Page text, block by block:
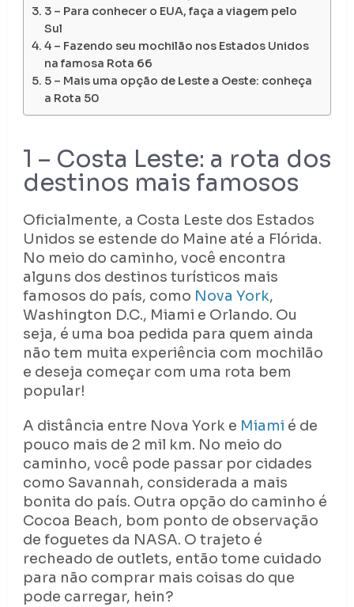
3 – Para conhecer o EUA, faça a viagem pelo
Sul
4 – Fazendo seu mochilão nos Estados Unidos
na famosa Rota 66
5 – Mais uma opção de Leste a Oeste: conheça
a Rota 50
1 – Costa Leste: a rota dos
destinos mais famosos
Oficialmente, a Costa Leste dos Estados
Unidos se estende do Maine até a Flórida.
No meio do caminho, você encontra
alguns dos destinos turísticos mais
famosos do país, como Nova York,
Washington D.C., Miami e Orlando. Ou
seja, é uma boa pedida para quem ainda
não tem muita experiência com mochilão
e deseja começar com uma rota bem
popular!
A distância entre Nova York e Miami é de
pouco mais de 2 mil km. No meio do
caminho, você pode passar por cidades
como Savannah, considerada a mais
bonita do país. Outra opção do caminho é
Cocoa Beach, bom ponto de observação
de foguetes da NASA. O trajeto é
recheado de outlets, então tome cuidado
para não comprar mais coisas do que
pode carregar, hein?